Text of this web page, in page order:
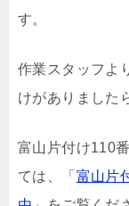
す。
作業スタッフよ
けがありました
富山片付け110
ては、「 富山片